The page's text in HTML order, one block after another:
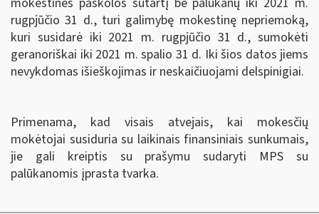
rugpjūčio 31 d., turi galimybę mokestinę nepriemoką,
kuri susidarė iki 2021 m. rugpjūčio 31 d., sumokėti
geranoriškai iki 2021 m. spalio 31 d. Iki šios datos jiems
nevykdomas išieškojimas ir neskaičiuojami delspinigiai.
Primenama, kad visais atvejais, kai mokesčių
mokėtojai susiduria su laikinais finansiniais sunkumais,
jie gali kreiptis su prašymu sudaryti MPS su
palūkanomis įprasta tvarka.